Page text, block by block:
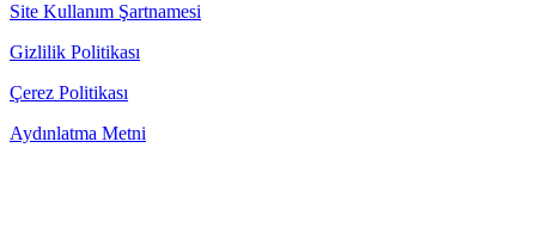
Site Kullanım Şartnamesi
Gizlilik Politikası
Çerez Politikası
Aydınlatma Metni